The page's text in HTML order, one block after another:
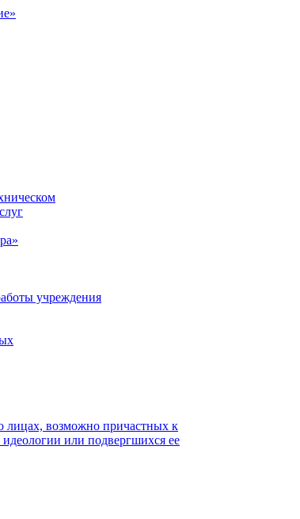
учреждения
возможно причастных к
или подвергшихся ее